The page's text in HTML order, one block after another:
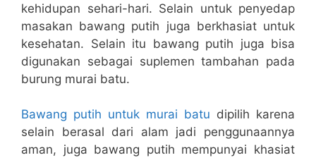
kehidupan sehari-hari. Selain untuk penyedap
masakan bawang putih juga berkhasiat untuk
kesehatan. Selain itu bawang putih juga bisa
digunakan sebagai suplemen tambahan pada
burung murai batu.
Bawang putih untuk murai batu dipilih karena
selain berasal dari alam jadi penggunaannya
aman, juga bawang putih mempunyai khasiat